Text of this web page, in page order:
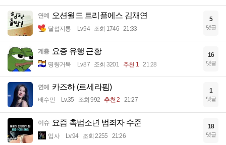
연예 오션월드 트리플에스 김채연
달섭지롱 Lv.94 조회 1746 21:33
5
댓글
계층 요증 유행 근황
명량거북 Lv.87 조회 3201 추천 1 21:28
16
댓글
연예 카즈하 (르세라핌)
배수민 Lv.35 조회 992 추천 2 21:27
1
댓글
이슈 요즘 촉법소년 범죄자 수준
입사 Lv.94 조회 2255 21:26
18
댓글